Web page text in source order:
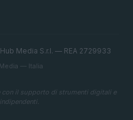
Media S.r.l. — REA 2729933
— Italia
con il supporto di strumenti digitali e